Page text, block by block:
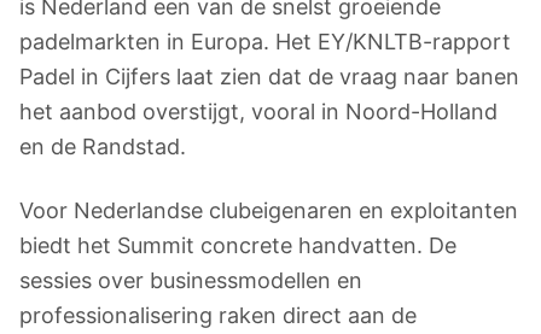
is Nederland een van de snelst groeiende
padelmarkten in Europa. Het EY/KNLTB-rapport
Padel in Cijfers laat zien dat de vraag naar banen
het aanbod overstijgt, vooral in Noord-Holland
en de Randstad.
Voor Nederlandse clubeigenaren en exploitanten
biedt het Summit concrete handvatten. De
sessies over businessmodellen en
professionalisering raken direct aan de